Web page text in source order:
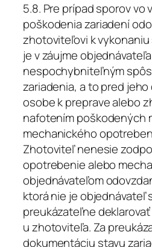
5.8. Pre prípad sporov vo
poškodenia zariadení
zhotoviteľovi k
je v záujme
nespochybniteľným
zariadenia, a to pred
osobe k preprave alebo
nafotením poškodených
mechanického
Zhotoviteľ nenesie
opotrebenie alebo
objednávateľom
ktorá nie je objednávateľ
preukázateľne
u zhotoviteľa. Za
dokumentáciu stavu